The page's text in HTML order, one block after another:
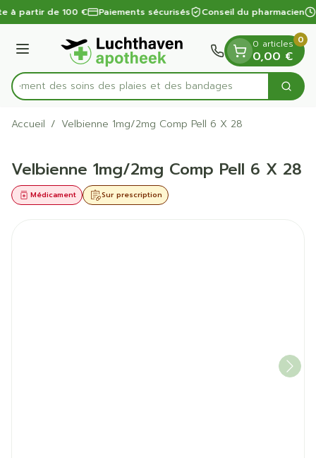
Aller au contenu
1 de 1
à partir de 100 € Paiements sécurisés Conseil du pharmacien
Menu
Rechercherdes soins des plaies et des bandages
0 articles
0,00 €
0
Accueil / Velbienne 1mg/2mg Comp Pell 6 X 28
Velbienne 1mg/2mg Comp Pell 6 X 28
Sur prescription
Médicament